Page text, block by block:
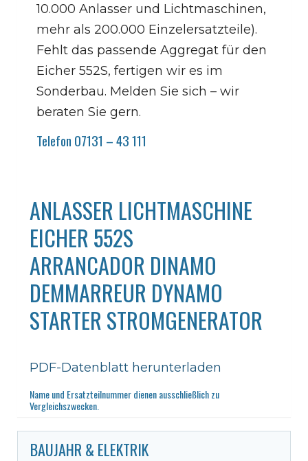
10.000 Anlasser und Lichtmaschinen,
mehr als 200.000 Einzelersatzteile).
Fehlt das passende Aggregat für den
Eicher 552S, fertigen wir es im
Sonderbau. Melden Sie sich – wir
beraten Sie gern.
Telefon 07131 – 43 111
ANLASSER LICHTMASCHINE
EICHER 552S
ARRANCADOR DINAMO
DEMMARREUR DYNAMO
STARTER STROMGENERATOR
PDF-Datenblatt herunterladen
Name und Ersatzteilnummer dienen ausschließlich zu
Vergleichszwecken.
BAUJAHR & ELEKTRIK